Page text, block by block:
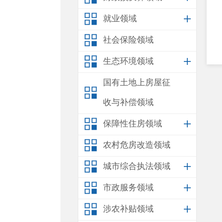
就业领域
社会保险领域
生态环境领域
国有土地上房屋征
收与补偿领域
保障性住房领域
农村危房改造领域
城市综合执法领域
市政服务领域
涉农补贴领域